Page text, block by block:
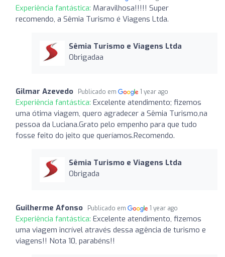
Experiência fantástica: Maravilhosa!!!!! Super
recomendo, a Sêmia Turismo é Viagens Ltda.
Sêmia Turismo e Viagens Ltda
Obrigadaa
Gilmar Azevedo Publicado em 1 year ago
Experiência fantástica: Excelente atendimento; fizemos
uma ótima viagem, quero agradecer a Sêmia Turismo,na
pessoa da Luciana.Grato pelo empenho para que tudo
fosse feito do jeito que queríamos.Recomendo.
Sêmia Turismo e Viagens Ltda
Obrigada
Guilherme Afonso Publicado em 1 year ago
Experiência fantástica: Excelente atendimento, fizemos
uma viagem incrível através dessa agência de turismo e
viagens!! Nota 10, parabéns!!